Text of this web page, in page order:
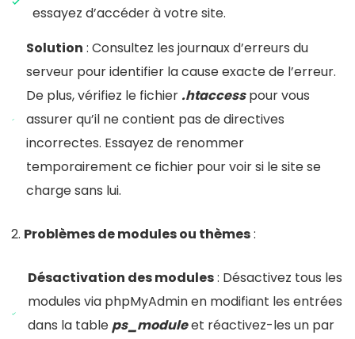
essayez d’accéder à votre site.
Solution : Consultez les journaux d’erreurs du
serveur pour identifier la cause exacte de l’erreur.
De plus, vérifiez le fichier .htaccesspour vous
assurer qu’il ne contient pas de directives
incorrectes. Essayez de renommer
temporairement ce fichier pour voir si le site se
charge sans lui.
Problèmes de modules ou thèmes:
Désactivation des modules: Désactivez tous les
modules via phpMyAdmin en modifiant les entrées
dans la tableps_moduleet réactivez-les un par